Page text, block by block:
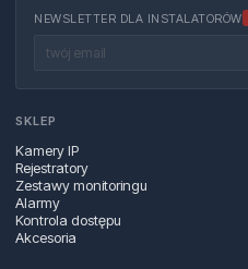
NEWSLETTER DLA INSTALATORÓW
SKLEP
Kamery IP
Rejestratory
Zestawy monitoringu
Alarmy
Kontrola dostępu
Akcesoria